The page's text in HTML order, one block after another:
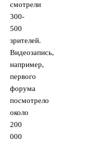
смотрели
300-
500
зрителей.
Видеозапись,
например,
первого
форума
посмотрело
около
200
000